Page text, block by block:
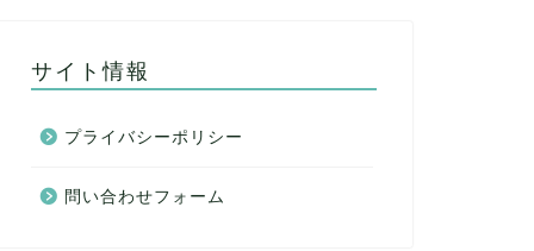
サイト情報
プライバシーポリシー
問い合わせフォーム